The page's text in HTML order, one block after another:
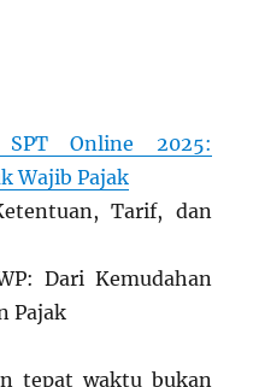
Online 2025:
Wajib Pajak
Tarif, dan
Dari Kemudahan
Pajak
tepat waktu bukan